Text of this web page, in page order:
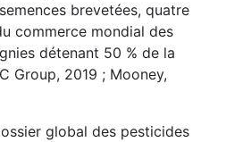
brevetées, quatre
commerce mondial des
détenant 50 % de la
Group, 2019 ; Mooney,
global des pesticides